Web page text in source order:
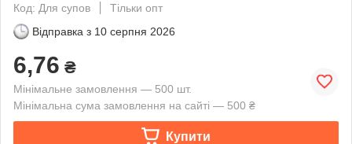
Код: Для супов
Тільки опт
Відправка з 10 серпня 2026
6,76 ₴
Мінімальне замовлення — 500 шт.
Мінімальна сума замовлення на сайті — 500 ₴
Купити